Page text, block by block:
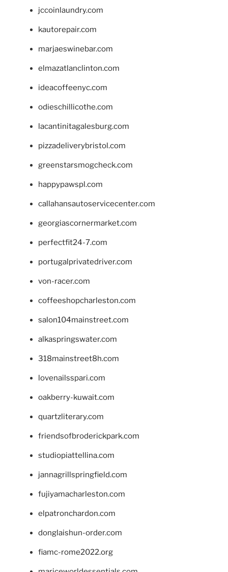
jccoinlaundry.com
kautorepair.com
marjaeswinebar.com
elmazatlanclinton.com
ideacoffeenyc.com
odieschillicothe.com
lacantinitagalesburg.com
pizzadeliverybristol.com
greenstarsmogcheck.com
happypawspl.com
callahansautoservicecenter.com
georgiascornermarket.com
perfectfit24-7.com
portugalprivatedriver.com
von-racer.com
coffeeshopcharleston.com
salon104mainstreet.com
alkaspringswater.com
318mainstreet8h.com
lovenailsspari.com
oakberry-kuwait.com
quartzliterary.com
friendsofbroderickpark.com
studiopiattellina.com
jannagrillspringfield.com
fujiyamacharleston.com
elpatronchardon.com
donglaishun-order.com
fiamc-rome2022.org